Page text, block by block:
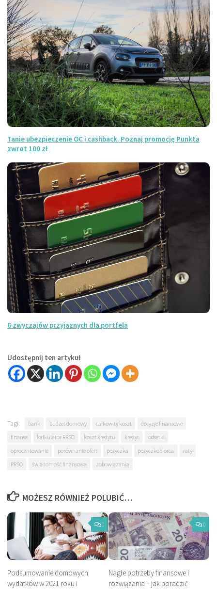
Tanie ubezpieczenie OC i cashback. Poznaj promocję Punkta
zwrot 100 zł
6 zwyczajów przyjaznych dla portfela
Udostępnij ten artykuł
Tagi: bank budżet domowy całkowity koszt
decyzje finansowe
finanse
kalkulator RRSO koszt kredytu kredyt
odsetki
oprocentowanie
porównanie ofert pożyczka pożyczkobiorca
raty
RRSO
świadomość finansowa zobowiązania
MOŻESZ RÓWNIEŻ POLUBIĆ…
0
Podsumowanie domowych
wydatków w 2021 roku i
0
Nagłe potrzeby finansowe i
rozwiązania – jak poradzić